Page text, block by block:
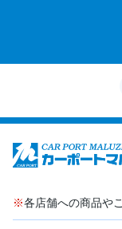
※各店舗への商品や